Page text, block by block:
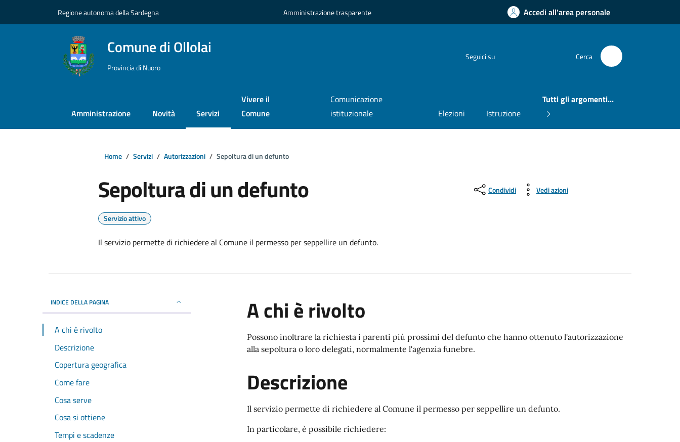
Regione autonoma della Sardegna Amministrazione trasparente Accedi all'area personale
Comune di Ollolai
Provincia di Nuoro
Seguici su Cerca
Amministrazione Novità Servizi
Vivere il
Comune
Comunicazione
istituzionale
Elezioni Istruzione
Tutti gli argomenti...
Home Servizi Autorizzazioni Sepoltura di un defunto
Sepoltura di un defunto
Servizio attivo
Il servizio permette di richiedere al Comune il permesso per seppellire un defunto.
Condividi Vedi azioni
INDICE DELLA PAGINA
A chi è rivolto
Descrizione
Copertura geografica
Come fare
Cosa serve
Cosa si ottiene
Tempi e scadenze
A chi è rivolto
Possono inoltrare la richiesta i parenti più prossimi del defunto che hanno ottenuto l'autorizzazione
alla sepoltura o loro delegati, normalmente l'agenzia funebre.
Descrizione
Il servizio permette di richiedere al Comune il permesso per seppellire un defunto.
In particolare, è possibile richiedere: